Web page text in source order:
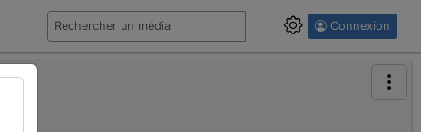
Connexion